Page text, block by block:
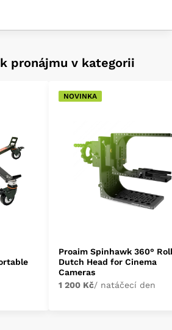
pronájmu v kategorii
NOVINKA
Proaim Spinhawk 360°
Dutch Head for Cinema
Cameras
1 200 Kč/ natáčecí den